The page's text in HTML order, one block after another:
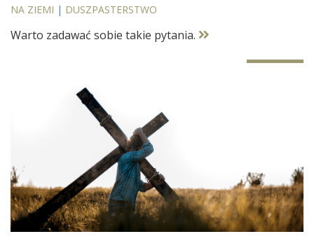
NA ZIEMI | DUSZPASTERSTWO
Warto zadawać sobie takie pytania.